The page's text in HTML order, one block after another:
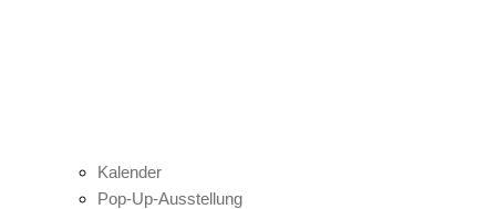
Kalender
Pop-Up-Ausstellung